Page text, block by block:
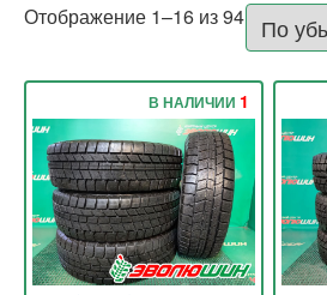
Отображение 1–16 из 94
В НАЛИЧИИ 1